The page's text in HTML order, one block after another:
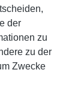
der
zu
zu der
Zwecke